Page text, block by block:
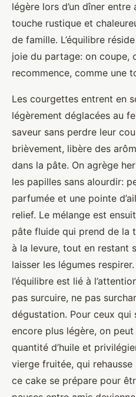
légère lors d’un dîner
touche rustique et
de famille. L’équilibre
joie du partage: on coupe,
recommence, comme une
Les courgettes entrent en
légèrement déglacées au
saveur sans perdre leur
brièvement, libère des
dans la pâte. On agrège
les papilles sans alourdir:
parfumée et une pointe
relief. Le mélange est
pâte fluide qui prend de la
à la levure, tout en restant
laisser les légumes
l’équilibre est lié à
pas surcuire, ne pas
dégustation. Pour ceux qui
encore plus légère, on
quantité d’huile et
vierge fruitée, qui rehausse
ce cake se prépare pour